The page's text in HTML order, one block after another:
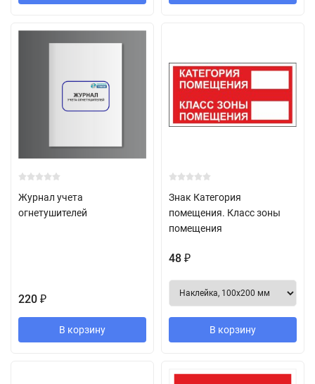
Журнал учета
огнетушителей
220 ₽
В корзину
Знак Категория
помещения. Класс зоны
помещения
48 ₽
В корзину